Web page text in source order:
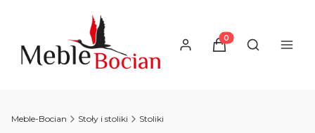
Produkty w
Otwórz
Meble-Bocian Stoły i stoliki Stoliki